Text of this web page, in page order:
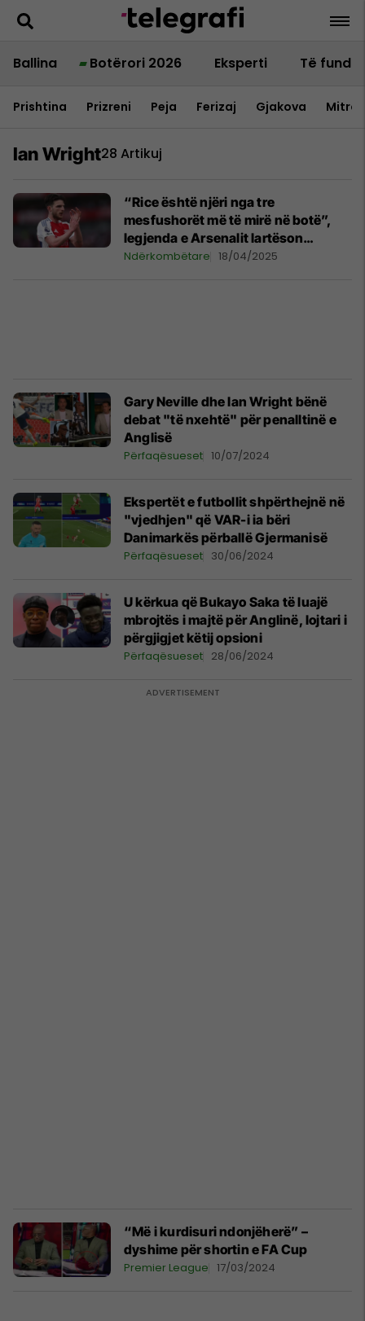
Ballina Botërori 2026 Eksperti Të fundit
Prishtina Prizreni Peja Ferizaj Gjakova
Ian Wright28 Artikuj
“Rice është njëri nga tre
mesfushorët më të mirë në botë”,
legjenda e Arsenalit lartëson
anglezin
Ndërkombëtare 18/04/2025
Gary Neville dhe Ian Wright bënë
debat "të nxehtë" për penalltinë e
Anglisë
Përfaqësueset 10/07/2024
Ekspertët e futbollit shpërthejnë në
"vjedhjen" që VAR-i ia bëri
Danimarkës përballë Gjermanisë
Përfaqësueset 30/06/2024
U kërkua që Bukayo Saka të luajë
mbrojtës i majtë për Anglinë, lojtari i
përgjigjet këtij opsioni
Përfaqësueset 28/06/2024
“Më i kurdisuri ndonjëherë” –
dyshime për shortin e FA Cup
Premier League 17/03/2024